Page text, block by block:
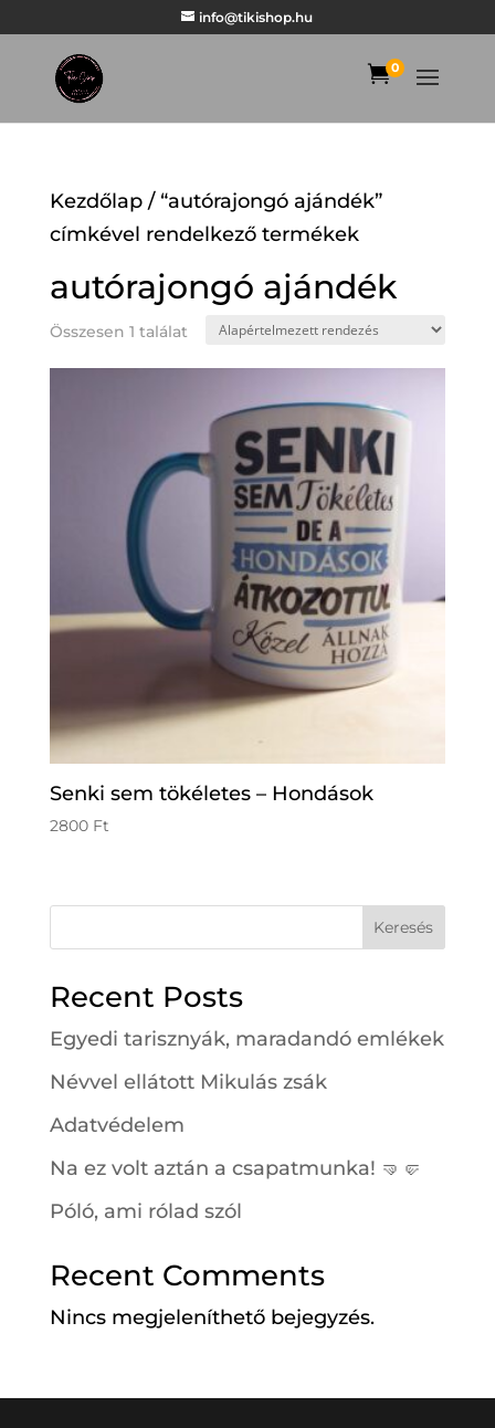
info@tikishop.hu
0
Kezdőlap/ “autórajongó ajándék”
címkével rendelkező termékek
autórajongó ajándék
Összesen 1 találat
Senki sem tökéletes – Hondások
2800 Ft
Keresés
Recent Posts
Egyedi tarisznyák, maradandó emlékek
Névvel ellátott Mikulás zsák
Adatvédelem
Na ez volt aztán a csapatmunka! 🤜🤛
Póló, ami rólad szól
Recent Comments
Nincs megjeleníthető bejegyzés.